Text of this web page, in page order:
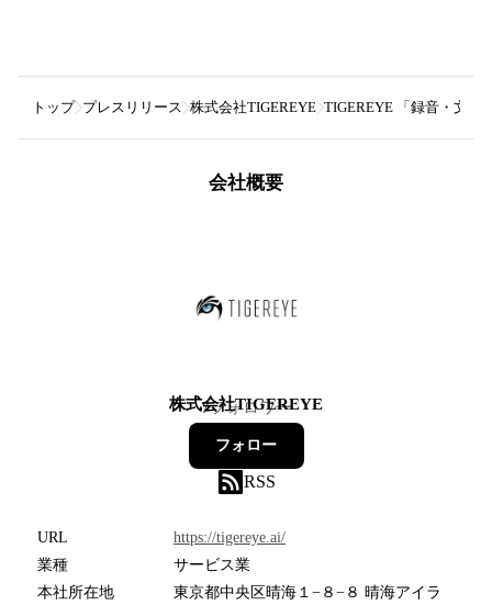
トップ プレスリリース 株式会社TIGEREYE TIGEREYE 「録音・文字
会社概要
株式会社TIGEREYE
7フォロワー
フォロー
RSS
URL
https://tigereye.ai/
業種
サービス業
本社所在地
東京都中央区晴海１−８−８ 晴海アイラ